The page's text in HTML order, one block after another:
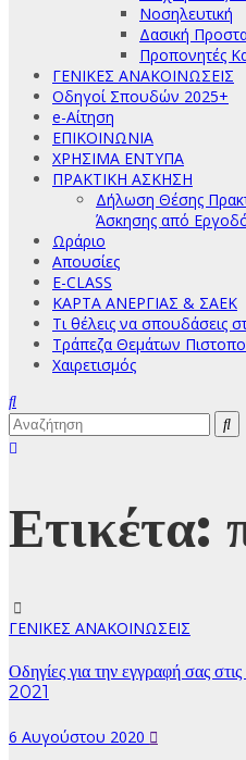
Νοσηλευτική
Δασική
Προπονητές
ΓΕΝΙΚΕΣ ΑΝΑΚΟΙΝΩΣΕΙΣ
Οδηγοί Σπουδών 2025+
e-Αίτηση
ΕΠΙΚΟΙΝΩΝΙΑ
ΧΡΗΣΙΜΑ ΕΝΤΥΠΑ
ΠΡΑΚΤΙΚΗ ΑΣΚΗΣΗ
Δήλωση Θέσης
Άσκησης από
Ωράριο
Απουσίες
E-CLASS
ΚΑΡΤΑ ΑΝΕΡΓΙΑΣ & ΣΑΕΚ
Τι θέλεις να σπουδάσεις
Τράπεζα Θεμάτων
Χαιρετισμός
Ετικέτα:
ΓΕΝΙΚΕΣ ΑΝΑΚΟΙΝΩΣΕΙΣ
Οδηγίες για την εγγραφή σας
2021
6 Αυγούστου 2020